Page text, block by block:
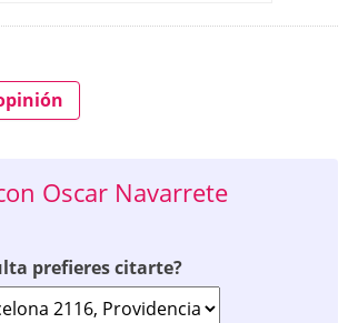
Oscar Navarrete
prefieres citarte?